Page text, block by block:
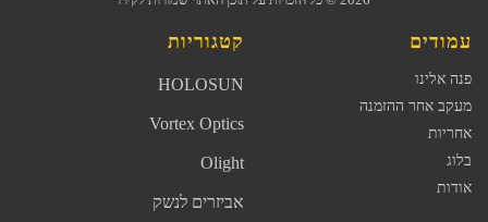
עמודים
פנה אלינו
מעקב אחר ההזמנה
אחריות
בלוג
אודות
קטגוריות
HOLOSUN
Vortex Optics
Olight
אביזרים לנשק